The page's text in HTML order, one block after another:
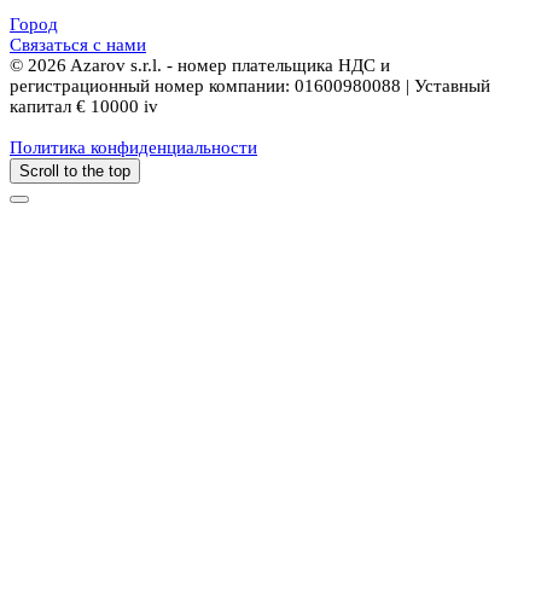
Город
Связаться с нами
© 2026 Azarov s.r.l. - номер плательщика НДС и
регистрационный номер компании: 01600980088 | Уставный
капитал € 10000 iv
Политика конфиденциальности
Scroll to the top